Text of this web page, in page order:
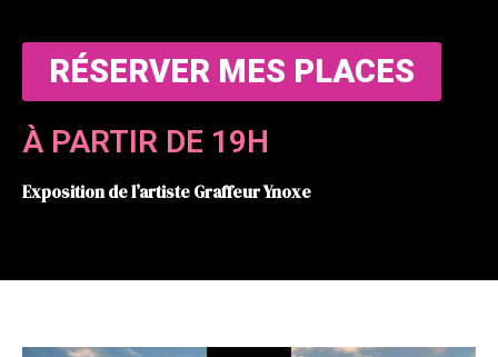
RÉSERVER MES PLACES
À PARTIR DE 19H
Exposition de l’artiste GraffeurYnoxe